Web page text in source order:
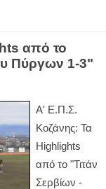
από το
Πύργων 1-3"
Α' Ε.Π.Σ.
Κοζάνης: Τα
Highlights
από το "Τιτάν
Σερβίων -